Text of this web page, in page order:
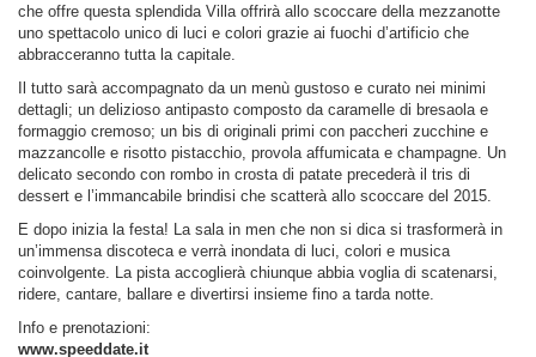
che offre questa splendida Villa offrirà allo scoccare della mezzanotte
uno spettacolo unico di luci e colori grazie ai fuochi d’artificio che
abbracceranno tutta la capitale.
Il tutto sarà accompagnato da un menù gustoso e curato nei minimi
dettagli; un delizioso antipasto composto da caramelle di bresaola e
formaggio cremoso; un bis di originali primi con paccheri zucchine e
mazzancolle e risotto pistacchio, provola affumicata e champagne. Un
delicato secondo con rombo in crosta di patate precederà il tris di
dessert e l’immancabile brindisi che scatterà allo scoccare del 2015.
E dopo inizia la festa! La sala in men che non si dica si trasformerà in
un’immensa discoteca e verrà inondata di luci, colori e musica
coinvolgente. La pista accoglierà chiunque abbia voglia di scatenarsi,
ridere, cantare, ballare e divertirsi insieme fino a tarda notte.
Info e prenotazioni:
www.speeddate.it